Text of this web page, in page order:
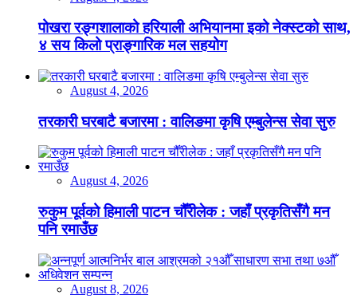
पोखरा रङ्गशालाको हरियाली अभियानमा इको नेक्स्टको साथ,
४ सय किलो प्राङ्गारिक मल सहयोग
August 4, 2026
तरकारी घरबाटै बजारमा : वालिङमा कृषि एम्बुलेन्स सेवा सुरु
August 4, 2026
रुकुम पूर्वको हिमाली पाटन चौँरीलेक : जहाँ प्रकृतिसँगै मन
पनि रमाउँछ
August 8, 2026